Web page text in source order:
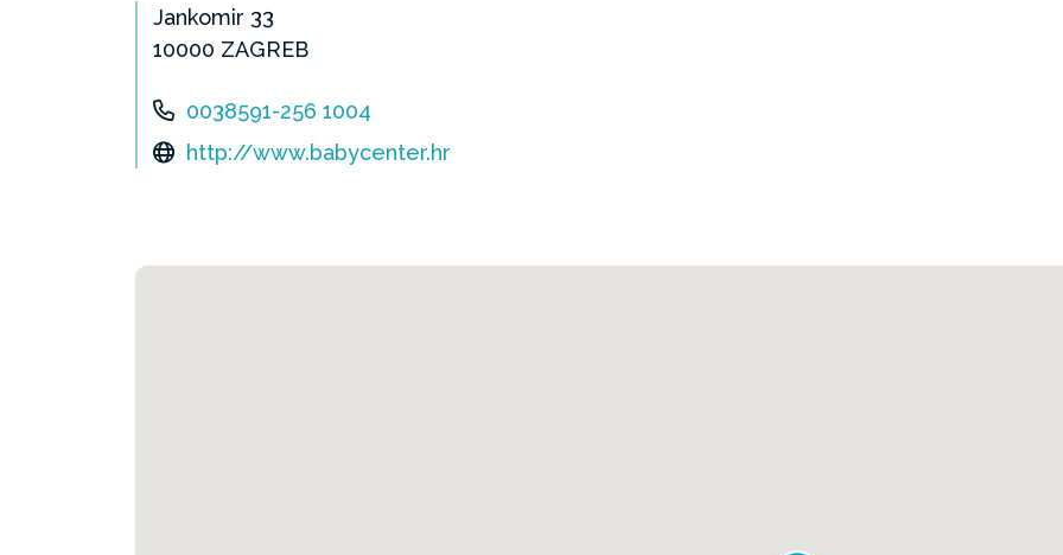
Jankomir 33
10000 ZAGREB
0038591-256 1004
http://www.babycenter.hr